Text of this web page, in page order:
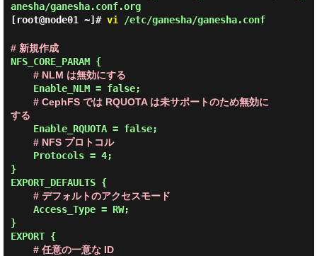
anesha/ganesha.conf.org
[root@node01 ~]# vi /etc/ganesha/ganesha.conf
# 新規作成
NFS_CORE_PARAM {
# NLM は無効にする
# CephFS では RQUOTA は未サポートのため無効に
する
# NFS プロトコル
}
EXPORT_DEFAULTS {
# デフォルトのアクセスモード
}
EXPORT {
# 任意の一意な ID